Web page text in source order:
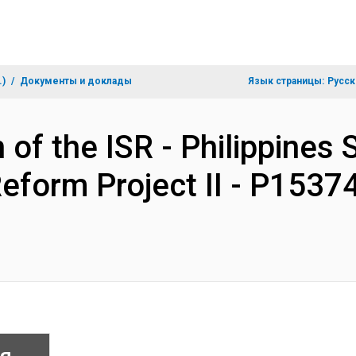
Документы и доклады Язык страницы:
the ISR - Philippines
Project II -